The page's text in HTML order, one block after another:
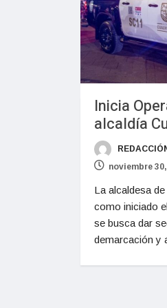
Inicia
alcaldía
noviembre
La alcaldesa
como iniciado
se busca dar
demarcación y